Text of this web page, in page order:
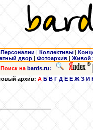
Персоналии | Коллективы |
двор | Фотоархив | Живой
Поиск на bards.ru:
архив: А Б В Г Д Е Ё Ж З И